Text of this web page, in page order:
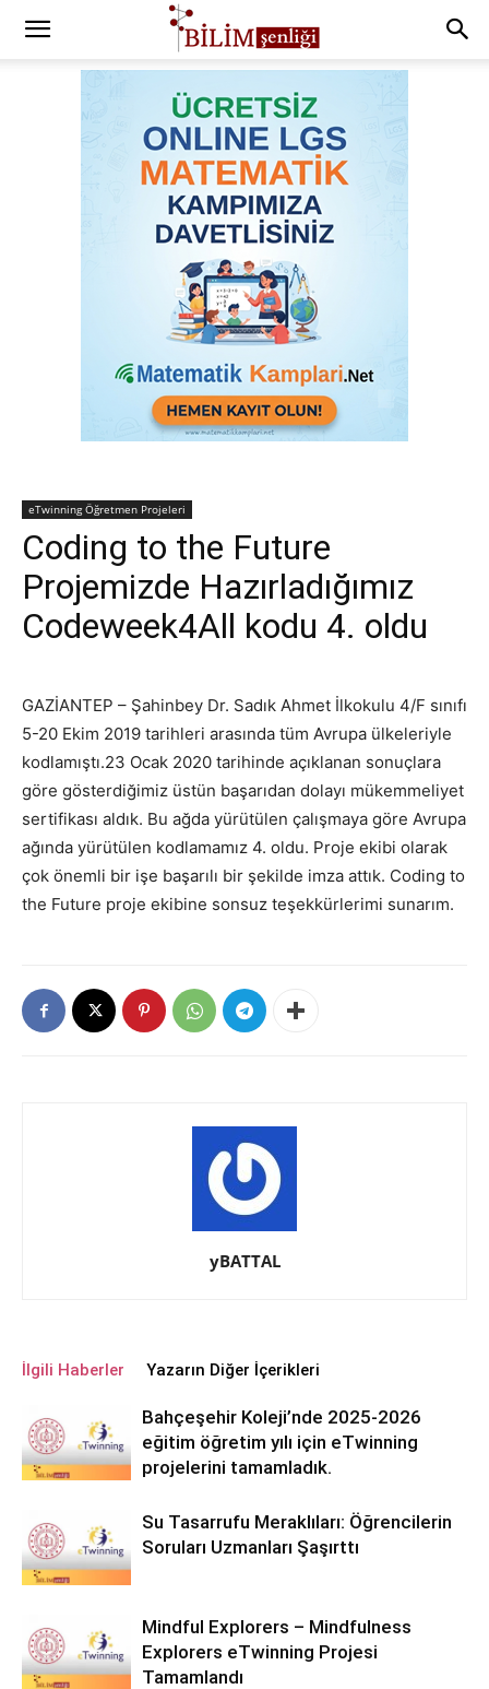
eTwinning Öğretmen Projeleri
Coding to the Future
Projemizde Hazırladığımız
Codeweek4All kodu 4. oldu
GAZİANTEP – Şahinbey Dr. Sadık Ahmet İlkokulu 4/F sınıfı
5-20 Ekim 2019 tarihleri arasında tüm Avrupa ülkeleriyle
kodlamıştı.23 Ocak 2020 tarihinde açıklanan sonuçlara
göre gösterdiğimiz üstün başarıdan dolayı mükemmeliyet
sertifikası aldık. Bu ağda yürütülen çalışmaya göre Avrupa
ağında yürütülen kodlamamız 4. oldu. Proje ekibi olarak
çok önemli bir işe başarılı bir şekilde imza attık. Coding to
the Future proje ekibine sonsuz teşekkürlerimi sunarım.
yBATTAL
İlgili Haberler Yazarın Diğer İçerikleri
Bahçeşehir Koleji’nde 2025-2026
eğitim öğretim yılı için eTwinning
projelerini tamamladık.
Su Tasarrufu Meraklıları: Öğrencilerin
Soruları Uzmanları Şaşırttı
Mindful Explorers – Mindfulness
Explorers eTwinning Projesi
Tamamlandı